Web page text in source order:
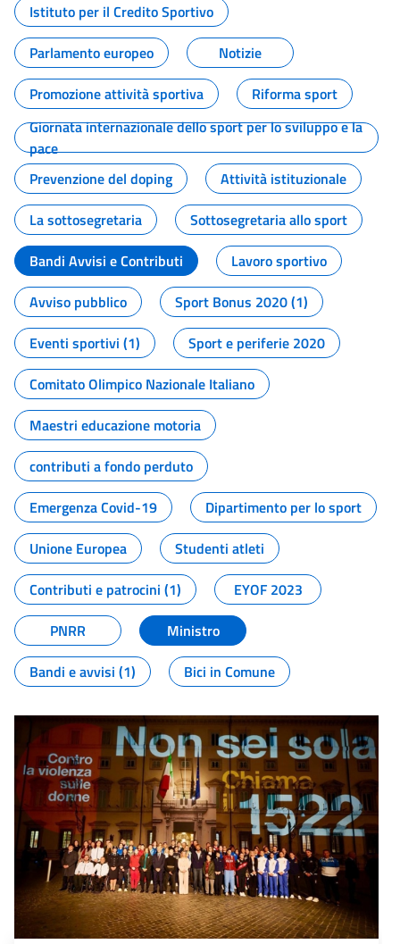
Istituto per il Credito Sportivo
Parlamento europeo
Notizie
Promozione attività sportiva
Riforma sport
Giornata internazionale dello sport per lo sviluppo e la
pace
Prevenzione del doping
Attività istituzionale
La sottosegretaria
Sottosegretaria allo sport
Bandi Avvisi e Contributi
Lavoro sportivo
Avviso pubblico
Sport Bonus 2020 (1)
Eventi sportivi (1)
Sport e periferie 2020
Comitato Olimpico Nazionale Italiano
Maestri educazione motoria
contributi a fondo perduto
Emergenza Covid-19
Dipartimento per lo sport
Unione Europea
Studenti atleti
Contributi e patrocini (1)
EYOF 2023
PNRR
Ministro
Bandi e avvisi (1)
Bici in Comune